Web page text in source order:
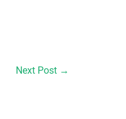
Next Post →